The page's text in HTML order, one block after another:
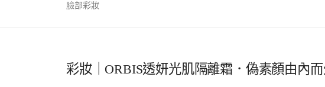
臉部彩妝
彩妝｜ORBIS透妍光肌隔離霜．偽素顏由內